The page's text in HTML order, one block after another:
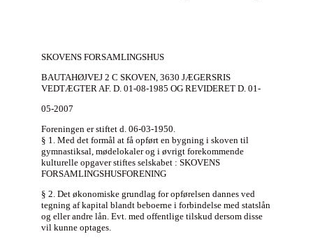
SKOVENS FORSAMLINGSHUS
BAUTAHØJVEJ 2 C SKOVEN, 3630 JÆGERSRIS
VEDTÆGTER AF. D. 01-08-1985 OG REVIDERET D. 01-
05-2007
Foreningen er stiftet d. 06-03-1950.
§ 1. Med det formål at få opført en bygning i skoven til
gymnastiksal, mødelokaler og i øvrigt forekommende
kulturelle opgaver stiftes selskabet : SKOVENS
FORSAMLINGSHUSFORENING
§ 2. Det økonomiske grundlag for opførelsen dannes ved
tegning af kapital blandt beboerne i forbindelse med statslån
og eller andre lån. Evt. med offentlige tilskud dersom disse
vil kunne optages.